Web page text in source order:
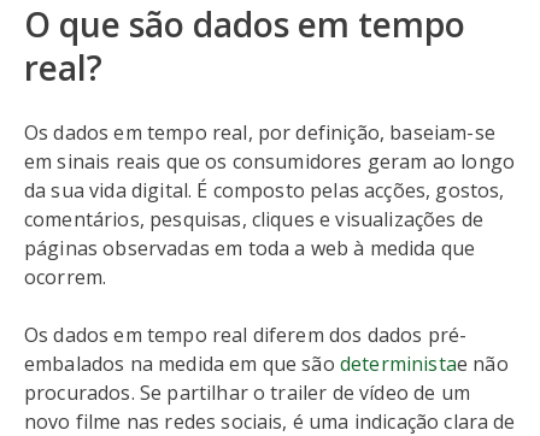
O que são dados em tempo
real?
Os dados em tempo real, por definição, baseiam-se
em sinais reais que os consumidores geram ao longo
da sua vida digital. É composto pelas acções, gostos,
comentários, pesquisas, cliques e visualizações de
páginas observadas em toda a web à medida que
ocorrem.
Os dados em tempo real diferem dos dados pré-
embalados na medida em que são deterministae não
procurados. Se partilhar o trailer de vídeo de um
novo filme nas redes sociais, é uma indicação clara de